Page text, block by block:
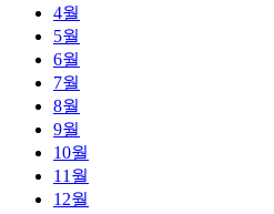
4월
5월
6월
7월
8월
9월
10월
11월
12월